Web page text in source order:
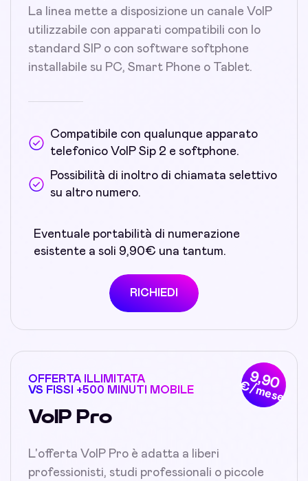
La linea mette a disposizione un canale VoIP
utilizzabile con apparati compatibili con lo
standard SIP o con software softphone
installabile su PC, Smart Phone o Tablet.
Compatibile con qualunque apparato
telefonico VoIP Sip 2 e softphone.
Possibilità di inoltro di chiamata selettivo
su altro numero.
Eventuale portabilità di numerazione
esistente a soli 9,90€ una tantum.
RICHIEDI
9,90
€/mese
OFFERTA ILLIMITATA
VS FISSI +500 MINUTI MOBILE
VoIP Pro
L'offerta VoIP Pro è adatta a liberi
professionisti, studi professionali o piccole